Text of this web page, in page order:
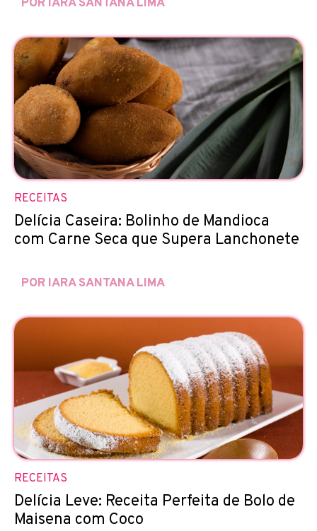
POR IARA SANTANA LIMA
RECEITAS
Delícia Caseira: Bolinho de Mandioca
com Carne Seca que Supera Lanchonete
POR IARA SANTANA LIMA
RECEITAS
Delícia Leve: Receita Perfeita de Bolo de
Maisena com Coco